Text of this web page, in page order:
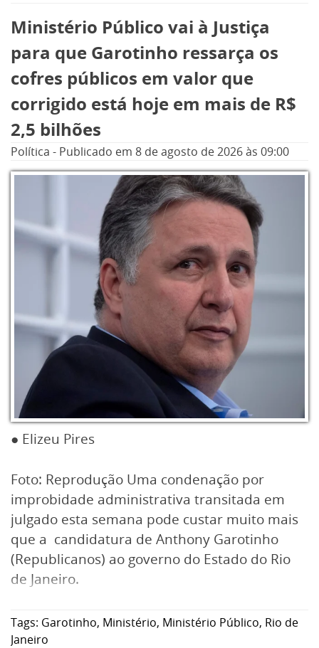
Ministério Público vai à Justiça
para que Garotinho ressarça os
cofres públicos em valor que
corrigido está hoje em mais de R$
2,5 bilhões
Política - Publicado em 8 de agosto de 2026às 09:00
● Elizeu Pires
Foto: Reprodução Uma condenação por
improbidade administrativa transitada em
julgado esta semana pode custar muito mais
que a candidatura de Anthony Garotinho
(Republicanos) ao governo do Estado do Rio
de Janeiro.
Tags: Garotinho, Ministério, Ministério Público, Rio de
Janeiro